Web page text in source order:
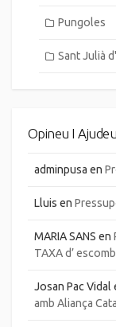
Pungoles
Sant Julià
Opineu I
adminpusa en
Lluis en
MARIA SANS en
TAXA d’
Josan Pac Vidal
amb Aliança